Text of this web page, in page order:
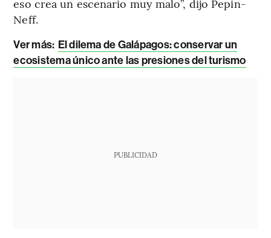
eso crea un escenario muy malo”, dijo Pepin-
Neff.
Ver más: El dilema de Galápagos: conservar un
ecosistema único ante las presiones del turismo
PUBLICIDAD